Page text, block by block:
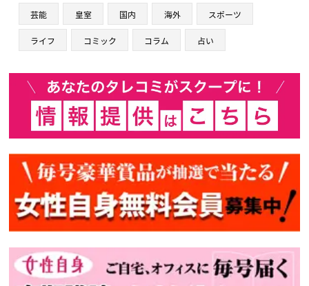
芸能 皇室 国内 海外 スポーツ
ライフ コミック コラム 占い